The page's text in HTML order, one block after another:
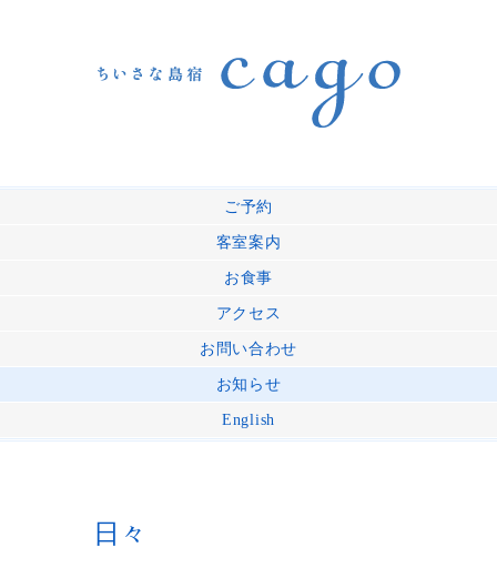
ご予約
客室案内
お食事
アクセス
お問い合わせ
お知らせ
English
日々